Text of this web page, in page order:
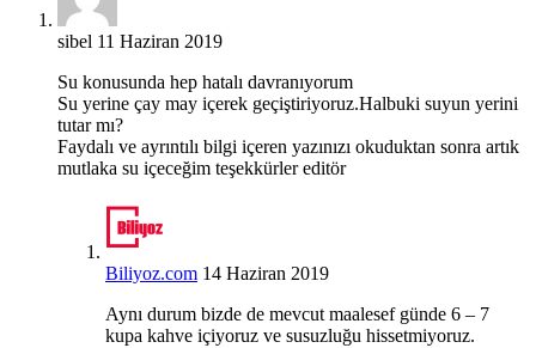
sibel 11 Haziran 2019
Su konusunda hep hatalı davranıyorum
Su yerine çay may içerek geçiştiriyoruz.Halbuki suyun yerini
tutar mı?
Faydalı ve ayrıntılı bilgi içeren yazınızı okuduktan sonra artık
mutlaka su içeceğim teşekkürler editör
Biliyoz.com 14 Haziran 2019
Aynı durum bizde de mevcut maalesef günde 6 – 7
kupa kahve içiyoruz ve susuzluğu hissetmiyoruz.